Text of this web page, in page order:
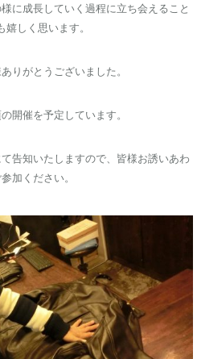
に成長していく過程に立ち会えること
嬉しく思います。
りがとうございました。
開催を予定しています。
告知いたしますので、皆様お誘いあわ
加ください。